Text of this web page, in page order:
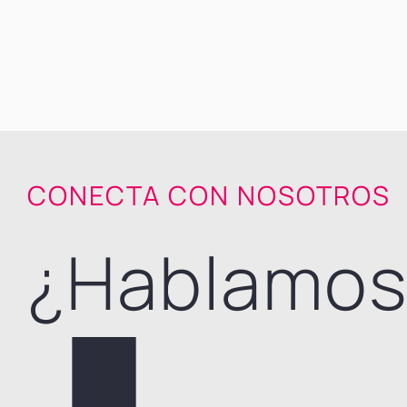
CONECTA CON NOSOTROS